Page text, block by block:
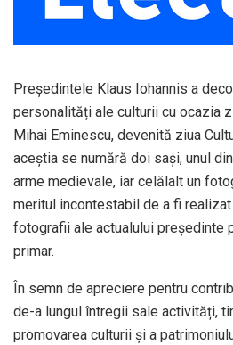
Președintele Klaus Iohannis a
personalități ale culturii cu ocazia
Mihai Eminescu, devenită ziua
aceștia se numără doi sași, unul
arme medievale, iar celălalt un
meritul incontestabil de a fi realizat
fotografii ale actualului președinte
primar.
În semn de apreciere pentru
de-a lungul întregii sale activități,
promovarea culturii și a